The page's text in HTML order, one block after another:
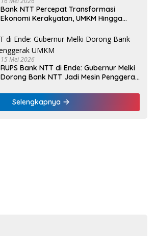
Bank NTT Percepat Transformasi
Ekonomi Kerakyatan, UMKM Hingga
15 Mei 2026
RUPS Bank NTT di Ende: Gubernur Melki
Dorong Bank NTT Jadi Mesin Penggerak
Selengkapnya